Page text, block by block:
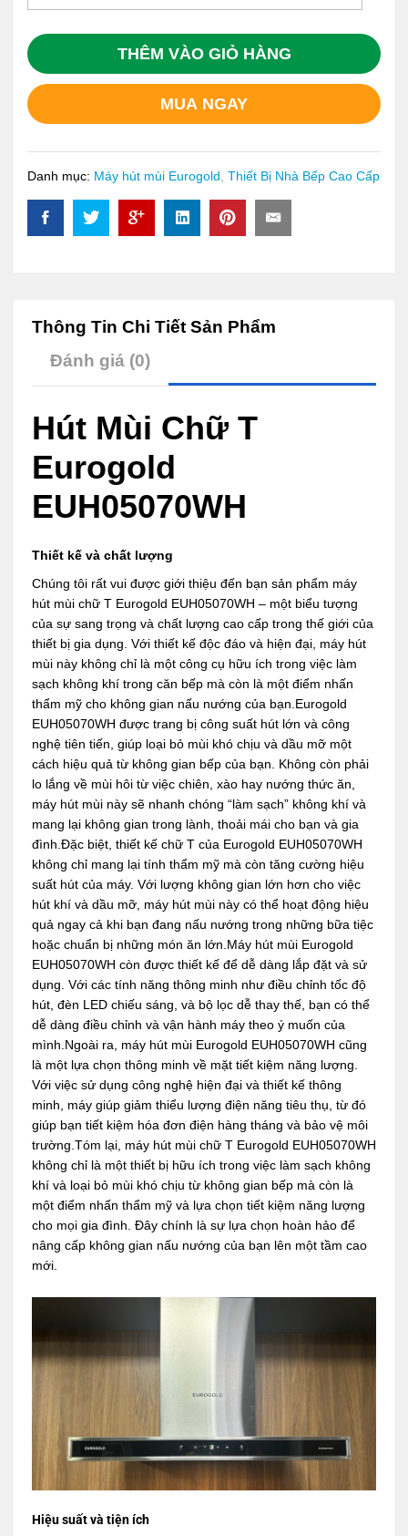
Chữ
Eurogold
EUH05070WH
quantity
THÊM VÀO GIỎ HÀNG
MUA NGAY
Danh mục: Máy hút mùi Eurogold, Thiết Bị Nhà Bếp Cao Cấp
Thông Tin Chi Tiết Sản Phẩm
Đánh giá (0)
Hút Mùi Chữ T
Eurogold
EUH05070WH
Thiết kế và chất lượng
Chúng tôi rất vui được giới thiệu đến bạn sản phẩm máy
hút mùi chữ T Eurogold EUH05070WH – một biểu tượng
của sự sang trọng và chất lượng cao cấp trong thế giới của
thiết bị gia dụng. Với thiết kế độc đáo và hiện đại, máy hút
mùi này không chỉ là một công cụ hữu ích trong việc làm
sạch không khí trong căn bếp mà còn là một điểm nhấn
thẩm mỹ cho không gian nấu nướng của bạn.Eurogold
EUH05070WH được trang bị công suất hút lớn và công
nghệ tiên tiến, giúp loại bỏ mùi khó chịu và dầu mỡ một
cách hiệu quả từ không gian bếp của bạn. Không còn phải
lo lắng về mùi hôi từ việc chiên, xào hay nướng thức ăn,
máy hút mùi này sẽ nhanh chóng “làm sạch” không khí và
mang lại không gian trong lành, thoải mái cho bạn và gia
đình.Đặc biệt, thiết kế chữ T của Eurogold EUH05070WH
không chỉ mang lại tính thẩm mỹ mà còn tăng cường hiệu
suất hút của máy. Với lượng không gian lớn hơn cho việc
hút khí và dầu mỡ, máy hút mùi này có thể hoạt động hiệu
quả ngay cả khi bạn đang nấu nướng trong những bữa tiệc
hoặc chuẩn bị những món ăn lớn.Máy hút mùi Eurogold
EUH05070WH còn được thiết kế để dễ dàng lắp đặt và sử
dụng. Với các tính năng thông minh như điều chỉnh tốc độ
hút, đèn LED chiếu sáng, và bộ lọc dễ thay thế, bạn có thể
dễ dàng điều chỉnh và vận hành máy theo ý muốn của
mình.Ngoài ra, máy hút mùi Eurogold EUH05070WH cũng
là một lựa chọn thông minh về mặt tiết kiệm năng lượng.
Với việc sử dụng công nghệ hiện đại và thiết kế thông
minh, máy giúp giảm thiểu lượng điện năng tiêu thụ, từ đó
giúp bạn tiết kiệm hóa đơn điện hàng tháng và bảo vệ môi
trường.Tóm lại, máy hút mùi chữ T Eurogold EUH05070WH
không chỉ là một thiết bị hữu ích trong việc làm sạch không
khí và loại bỏ mùi khó chịu từ không gian bếp mà còn là
một điểm nhấn thẩm mỹ và lựa chọn tiết kiệm năng lượng
cho mọi gia đình. Đây chính là sự lựa chọn hoàn hảo để
nâng cấp không gian nấu nướng của bạn lên một tầm cao
mới.
Hiệu suất và tiện ích